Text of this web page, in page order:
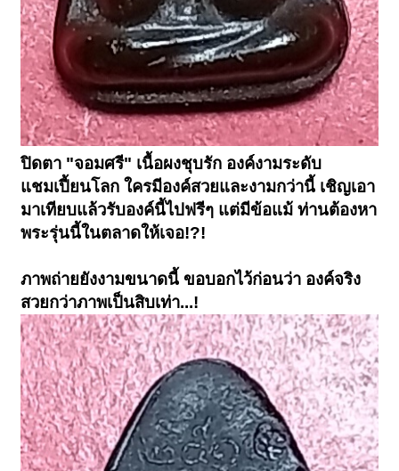
ปิดตา "จอมศรี" เนื้อผงชุบรัก องค์งามระดับ
แชมเปี้ยนโลก ใครมีองค์สวยและงามกว่านี้ เชิญเอา
มาเทียบแล้วรับองค์นี้ไปฟรีๆ แต่มีข้อแม้ ท่านต้องหา
พระรุ่นนี้ในตลาดให้เจอ!?!
ภาพถ่ายยังงามขนาดนี้ ขอบอกไว้ก่อนว่า องค์จริง
สวยกว่าภาพเป็นสิบเท่า...!